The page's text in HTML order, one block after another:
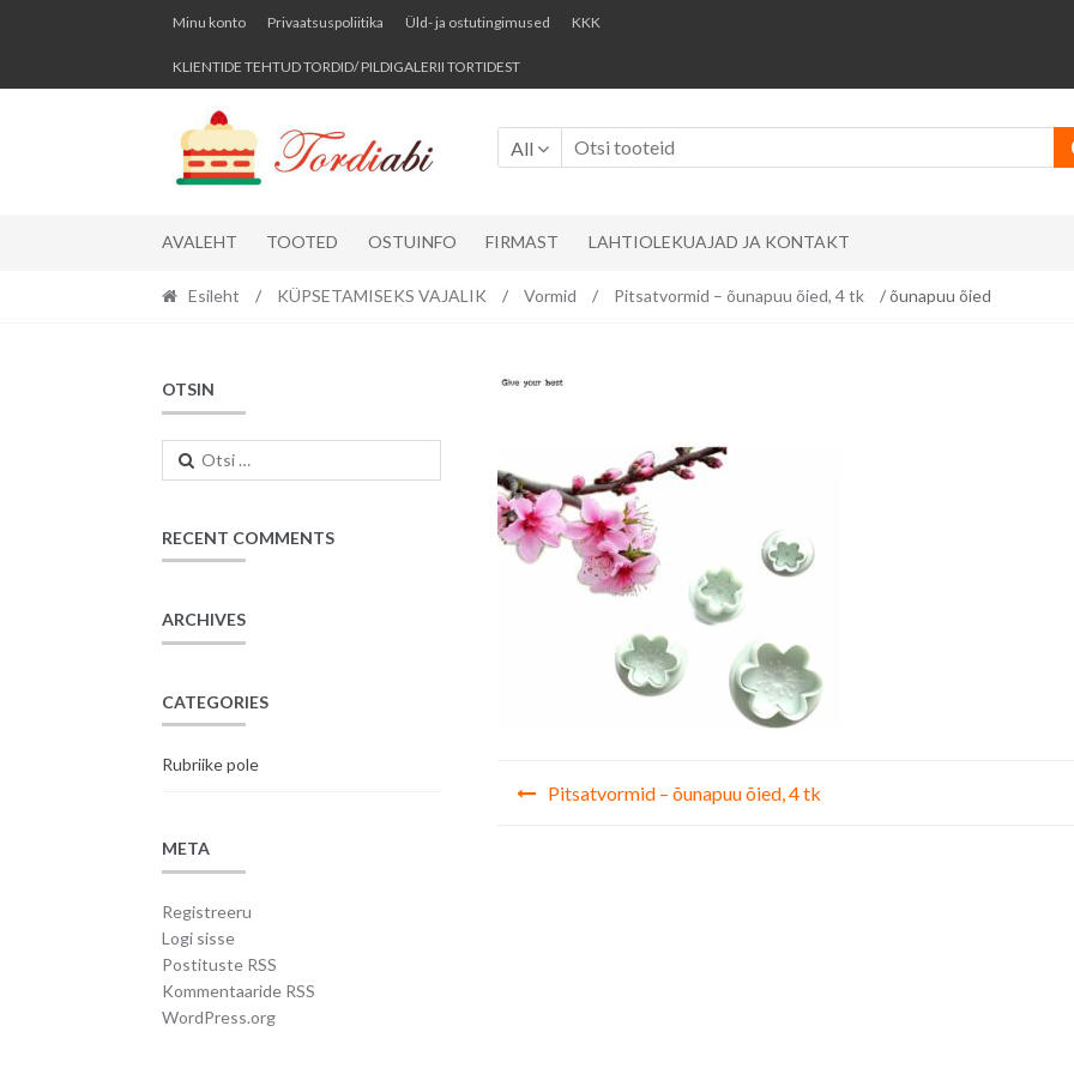
Skip
navigation
Skip
content
Minu konto Privaatsuspoliitika Üld- ja ostutingimused KKK
KLIENTIDE TEHTUD TORDID/ PILDIGALERII TORTIDEST
All
AVALEHT TOOTED OSTUINFO FIRMAST LAHTIOLEKUAJAD JA KONTAKT
Esileht / KÜPSETAMISEKS VAJALIK / Vormid / Pitsatvormid – õunapuu õied, 4 tk / õunapuu õied
Navigeerimine
Pitsatvormid – õunapuu õied, 4 tk
OTSIN
Otsi:
RECENT COMMENTS
ARCHIVES
CATEGORIES
Rubriike pole
META
Registreeru
Logi sisse
Postituste RSS
Kommentaaride RSS
WordPress.org